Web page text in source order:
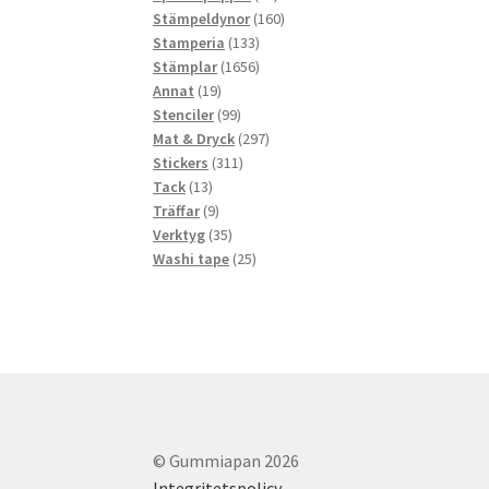
produkter
Stämpeldynor 160160
Stamperia 133133
produkter
Stämplar 16561656
Annat 1919
produkter
Stenciler 9999
produkter
Mat & Dryck 297297
Stickers 311311
Tack 1313
produkter
Träffar 99
produkter
Verktyg 3535
produkter
Washi tape 2525
© Gummiapan 2026